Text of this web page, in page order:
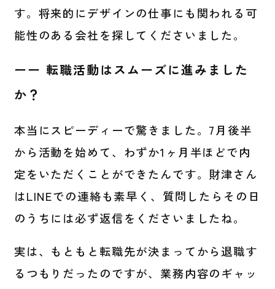
す。将来的にデザインの仕事にも関われる可
能性のある会社を探してくださいました。
ーー 転職活動はスムーズに進みました
か？
本当にスピーディーで驚きました。7月後半
から活動を始めて、わずか1ヶ月半ほどで内
定をいただくことができたんです。財津さん
はLINEでの連絡も素早く、質問したらその日
のうちには必ず返信をくださいましたね。
実は、もともと転職先が決まってから退職す
るつもりだったのですが、業務内容のギャッ